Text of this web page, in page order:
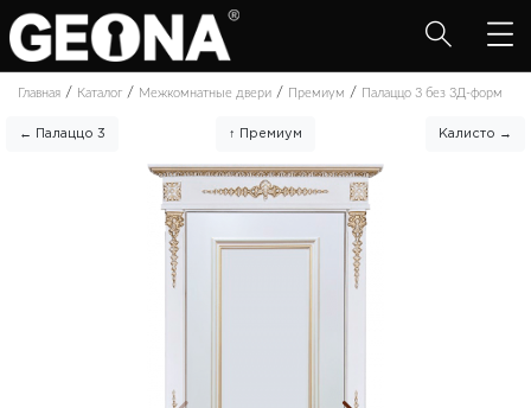
Главная / Каталог / Межкомнатные двери / Премиум / Палаццо 3 без 3Д-форм
← Палаццо 3 ↑ Премиум Калисто →